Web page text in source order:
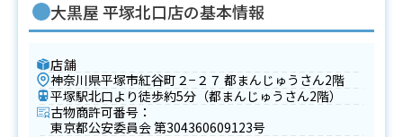
大黒屋 平塚北口店の基本情報
店舗
神奈川県平塚市紅谷町２−２７ 都まんじゅうさん2階
平塚駅北口より徒歩約5分（都まんじゅうさん2階）
古物商許可番号：
東京都公安委員会 第304360609123号